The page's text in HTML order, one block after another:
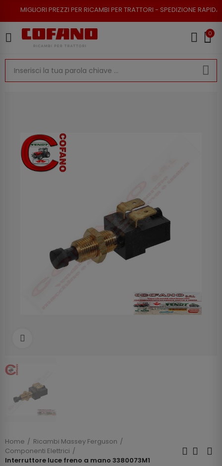
PREZZI PER RICAMBI PER TRATTORI - SPEDIZIONE RAPIDA - RESO
0
Home
Ricambi Massey Ferguson
Componenti Elettrici
Interruttore luce freno a mano 3380073M1